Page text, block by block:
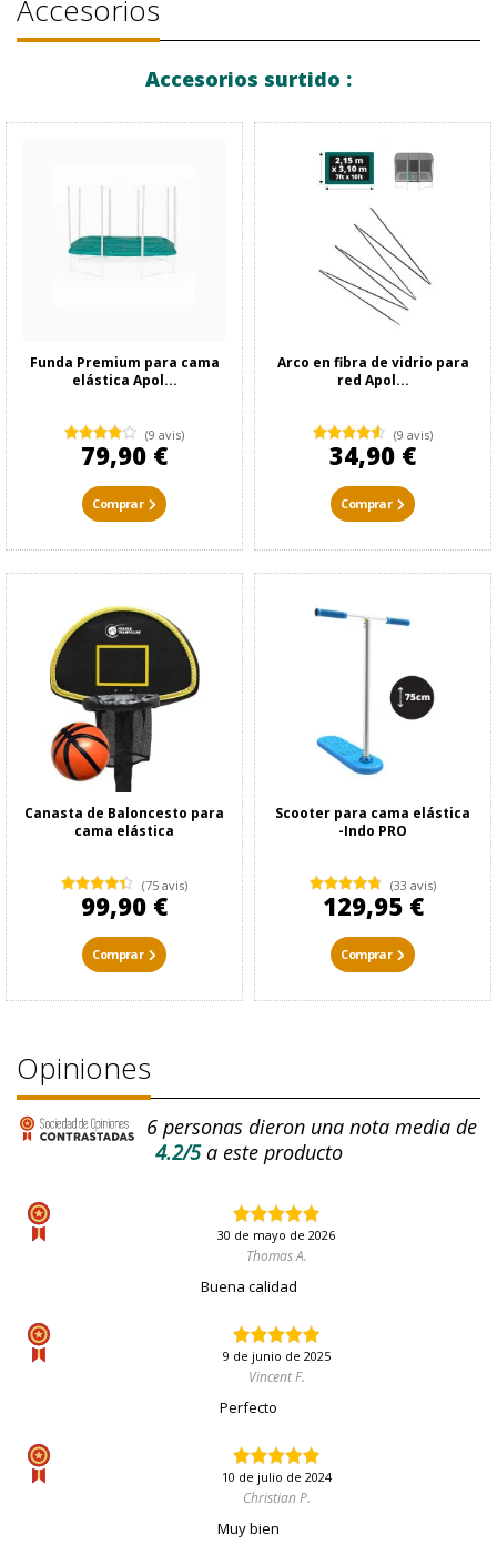
Accesorios
Accesorios surtido :
Funda Premium para cama
elástica Apol...
(9 avis)
79,90 €
Comprar
Arco en fibra de vidrio para
red Apol...
(9 avis)
34,90 €
Comprar
Canasta de Baloncesto para
cama elástica
(75 avis)
99,90 €
Comprar
Scooter para cama elástica
-Indo PRO
(33 avis)
129,95 €
Comprar
Opiniones
6 personas dieron una nota media de
4.2/5a este producto
30 de mayo de 2026
Thomas A.
Buena calidad
9 de junio de 2025
Vincent F.
Perfecto
10 de julio de 2024
Christian P.
Muy bien